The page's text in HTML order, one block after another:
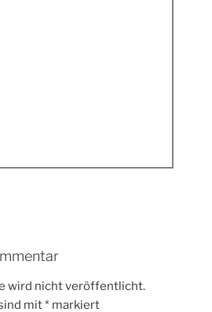
wird nicht veröffentlicht.
mit* markiert